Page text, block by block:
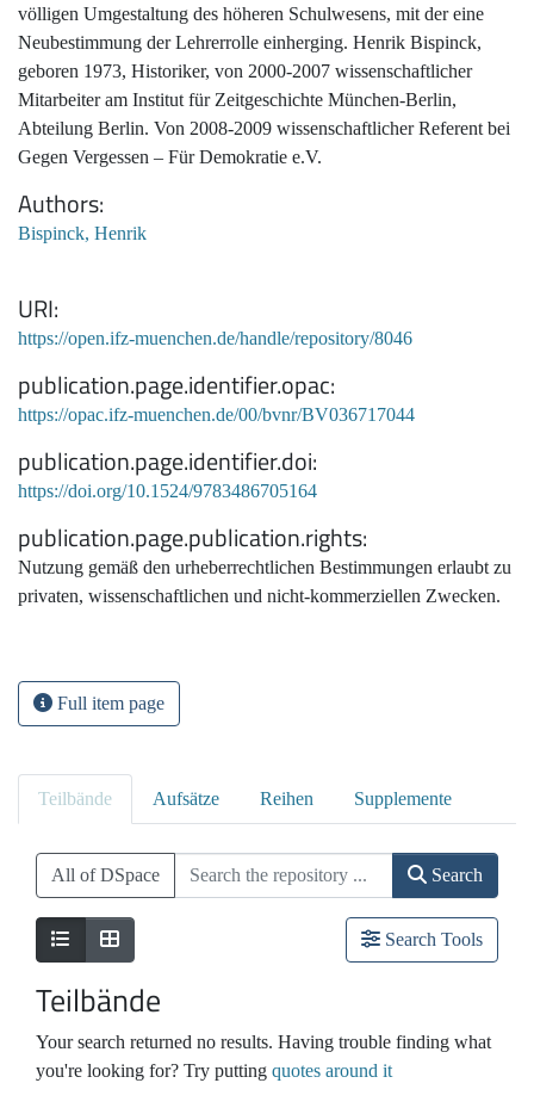
völligen Umgestaltung des höheren Schulwesens, mit der eine
Neubestimmung der Lehrerrolle einherging. Henrik Bispinck,
geboren 1973, Historiker, von 2000-2007 wissenschaftlicher
Mitarbeiter am Institut für Zeitgeschichte München-Berlin,
Abteilung Berlin. Von 2008-2009 wissenschaftlicher Referent bei
Gegen Vergessen – Für Demokratie e.V.
Authors
Bispinck, Henrik
URI
https://open.ifz-muenchen.de/handle/repository/8046
publication.page.identifier.opac
https://opac.ifz-muenchen.de/00/bvnr/BV036717044
publication.page.identifier.doi
https://doi.org/10.1524/9783486705164
publication.page.publication.rights
Nutzung gemäß den urheberrechtlichen Bestimmungen erlaubt zu
privaten, wissenschaftlichen und nicht-kommerziellen Zwecken.
Full item page
Teilbände Aufsätze Reihen Supplemente
All of DSpace Search
Search Tools
Teilbände
Your search returned no results. Having trouble finding what
you're looking for? Try putting quotes around it